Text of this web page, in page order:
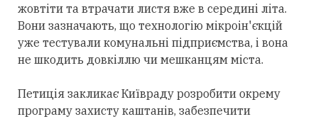
жовтіти та втрачати листя вже в середині літа.
Вони зазначають, що технологію мікроін'єкцій
уже тестували комунальні підприємства, і вона
не шкодить довкіллю чи мешканцям міста.
Петиція закликає Київраду розробити окрему
програму захисту каштанів, забезпечити